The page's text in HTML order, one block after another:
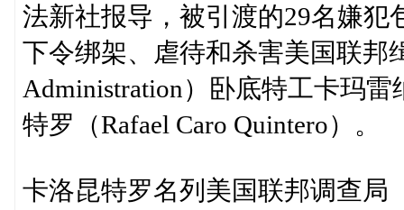
法新社报导，被引渡的29名嫌犯
下令绑架、虐待和杀害美国联邦
Administration）卧底特工卡玛雷
特罗（Rafael Caro Quintero）。
卡洛昆特罗名列美国联邦调查局